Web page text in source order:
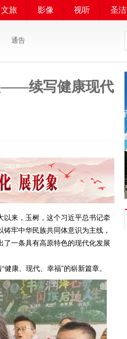
文旅 影像 视听 圣洁
通告
——续写健康现代
来，玉树，这个习近平总书记牵
牢中华民族共同体意识为主线，
一条具有高原特色的现代化发展
康、现代、幸福”的崭新篇章。